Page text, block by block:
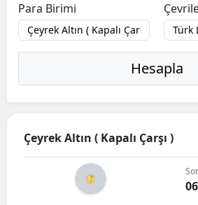
Para Birimi
Hesapla
Çeyrek Altın ( Kapalı Çarşı )